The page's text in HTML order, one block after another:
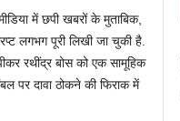
में छपी खबरों के मुताबिक,
लगभग पूरी लिखी जा चुकी है.
रथींद्र बोस को एक सामूहिक
पर दावा ठोकने की फिराक में